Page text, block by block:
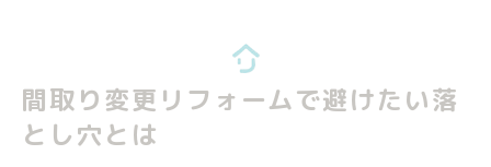
部屋を増やすリフォームで注意すべき構造
面のリスク
間取り変更ビフォーアフターに学ぶトラブ
間取り変更リフォームで避けたい落
とし穴とは